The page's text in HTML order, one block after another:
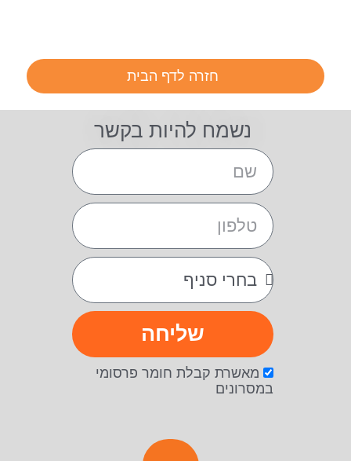
חזרה לדף הבית
נשמח להיות בקשר
מאשרת קבלת חומר פרסומי
במסרונים
שליחה